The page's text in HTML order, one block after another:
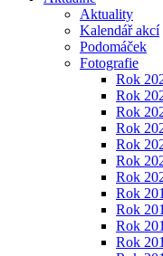
Aktuality
Kalendář akcí
Podomáček
Fotografie
Rok
Rok
Rok
Rok
Rok
Rok
Rok
Rok
Rok
Rok
Rok